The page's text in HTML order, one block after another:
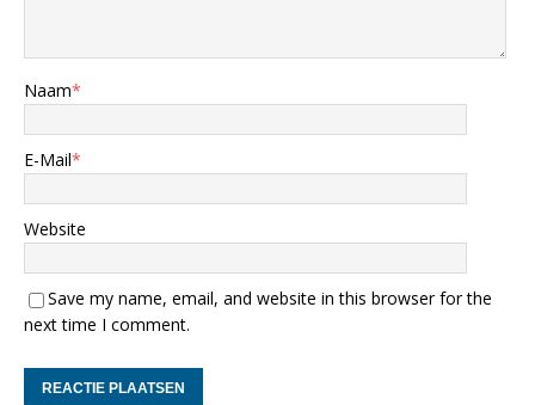
Naam*
E-Mail*
Website
Save my name, email, and website in this browser for the
next time I comment.